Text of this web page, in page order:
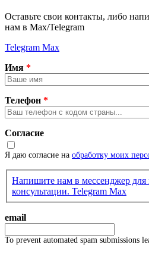
Оставьте свои контакты, либо
нам в Max/Telegram
Telegram Max
Имя *
Телефон *
Согласие
Я даю согласие на обработку моих
Напишите нам в мессенджер для
консультации. Telegram Max
email
To prevent automated spam submissions